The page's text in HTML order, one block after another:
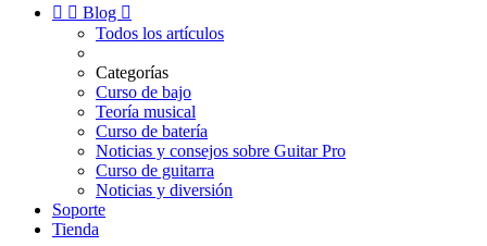
  Blog 
Todos los artículos
Categorías
Curso de bajo
Teoría musical
Curso de batería
Noticias y consejos sobre Guitar Pro
Curso de guitarra
Noticias y diversión
Soporte
Tienda